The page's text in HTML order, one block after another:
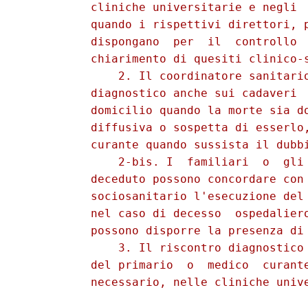
cliniche universitarie e negli
quando i rispettivi direttori,
dispongano  per  il  controllo
chiarimento di quesiti
2. Il coordinatore
diagnostico anche sui cadaveri
domicilio quando la morte sia
diffusiva o sospetta di
curante quando sussista il
2-bis. I  familiari  o
deceduto possono concordare
sociosanitario l'esecuzione
nel caso di decesso
possono disporre la presenza
3. Il riscontro
del primario  o  medico
necessario, nelle cliniche